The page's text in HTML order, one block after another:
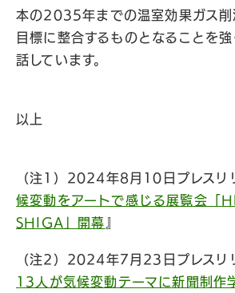
本の2035年までの温室効果ガス
目標に整合するものとなることを
話しています。
以上
（注1）2024年8月10日プレスリ
候変動をアートで感じる展覧会「
SHIGA」開幕
（注2）2024年7月23日プレスリ
13人が気候変動テーマに新聞制作